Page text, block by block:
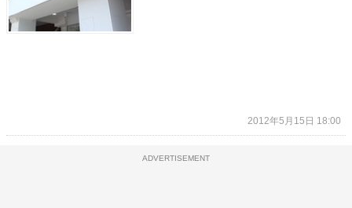
2012年5月15日 18:00
ADVERTISEMENT